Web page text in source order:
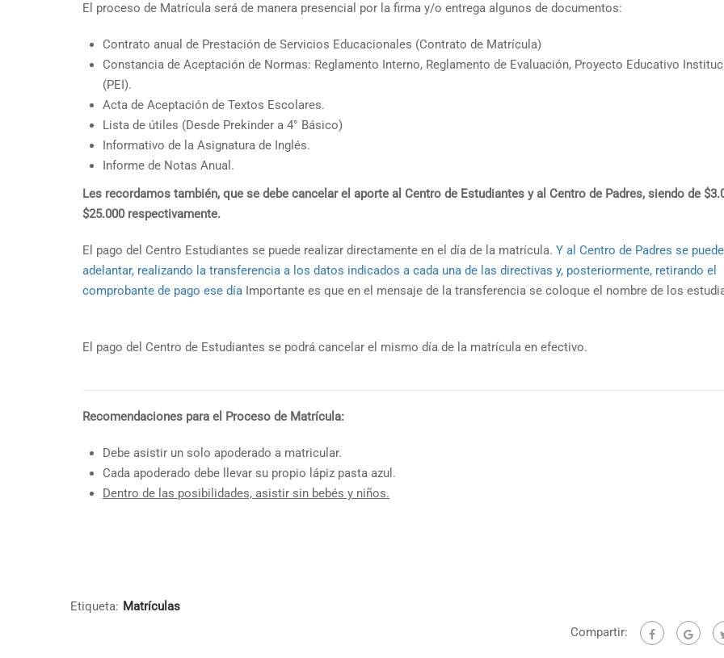
El proceso de Matrícula será de manera presencial por la firma y/o entrega algunos de documentos:
Contrato anual de Prestación de Servicios Educacionales (Contrato de Matrícula)
Constancia de Aceptación de Normas: Reglamento Interno, Reglamento de Evaluación, Proyecto Educativo
(PEI).
Acta de Aceptación de Textos Escolares.
Lista de útiles (Desde Prekinder a 4° Básico)
Informativo de la Asignatura de Inglés.
Informe de Notas Anual.
Les recordamos también, que se debe cancelar el aporte al Centro de Estudiantes y al Centro de Padres, siendo de
$25.000 respectivamente.
El pago del Centro Estudiantes se puede realizar directamente en el día de la matrícula. Y al Centro de Padres se puede
adelantar, realizando la transferencia a los datos indicados a cada una de las directivas y, posteriormente, retirando el
comprobante de pago ese día Importante es que en el mensaje de la transferencia se coloque el nombre de los
El pago del Centro de Estudiantes se podrá cancelar el mismo día de la matrícula en efectivo.
Recomendaciones para el Proceso de Matrícula:
Debe asistir un solo apoderado a matricular.
Cada apoderado debe llevar su propio lápiz pasta azul.
Dentro de las posibilidades, asistir sin bebés y niños.
Etiqueta: Matrículas
Compartir: